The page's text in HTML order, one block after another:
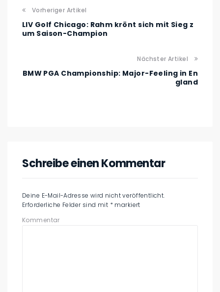
Vorheriger Artikel
LIV Golf Chicago: Rahm krönt sich mit Sieg z
um Saison-Champion
Nächster Artikel
BMW PGA Championship: Major-Feeling in En
gland
Schreibe einen Kommentar
Deine E-Mail-Adresse wird nicht veröffentlicht.
Erforderliche Felder sind mit * markiert
Kommentar